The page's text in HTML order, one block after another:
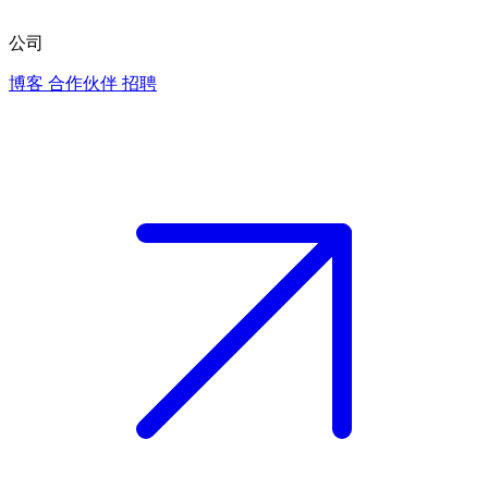
公司
博客 合作伙伴 招聘